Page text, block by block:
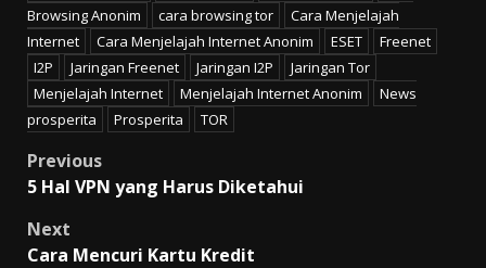
Browsing Anonim
cara browsing tor
Cara Menjelajah
Internet
Cara Menjelajah Internet Anonim ESET
Freenet
I2P
Jaringan Freenet Jaringan I2P
Jaringan Tor
Menjelajah Internet
Menjelajah Internet Anonim
News
prosperita
Prosperita TOR
Post
navigation
Previous
5 Hal VPN yang Harus Diketahui
Next
Cara Mencuri Kartu Kredit